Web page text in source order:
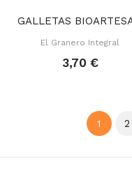
El Granero Integral
3,70 €
1 2